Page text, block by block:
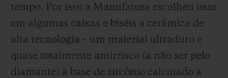
tempo. Por isso a Manufatura escolheu usar
em algumas caixas e biséis a cerâmica de
alta tecnologia – um material ultraduro e
quase totalmente antirrisco (a não ser pelo
diamante) à base de zircônio calcinado a